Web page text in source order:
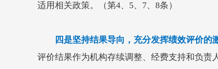
适用相关政策。（第4、5、7、8条）
四是坚持结果导向，充分发挥绩效评价
评价结果作为机构存续调整、经费支持和负责